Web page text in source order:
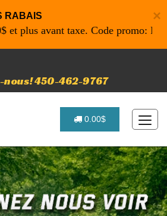
×
RABAIS
avant taxe. Code promo: P4616
nous! 450-462-9767
0.00$